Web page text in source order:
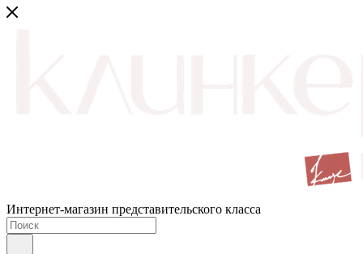
Интернет-магазин представительского класса